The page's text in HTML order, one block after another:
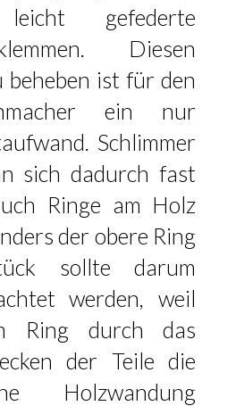
leicht gefederte
Diesen
beheben ist für den
ein nur
Schlimmer
sich dadurch fast
Ringe am Holz
der obere Ring
sollte darum
werden, weil
Ring durch das
der Teile die
Holzwandung